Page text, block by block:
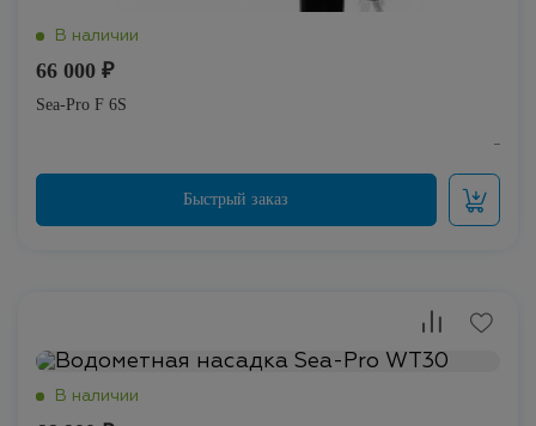
66 000 ₽
Sea-Pro F 6S